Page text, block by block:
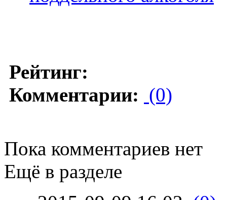
Рейтинг:
Комментарии: (0)
Пока комментариев нет
Ещё в разделе